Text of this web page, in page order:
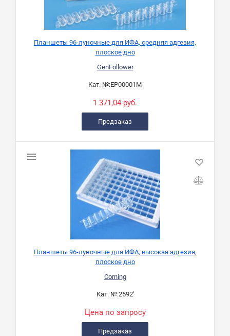
Планшеты 96-луночные для ИФА, средняя адгезия,
плоское дно
GenFollower
Кат. №:EP00001M
1 371,04 руб.
Предзаказ
Планшеты 96-луночные для ИФА, высокая адгезия,
плоское дно
Corning
Кат. №:2592'
Цена по запросу
Предзаказ